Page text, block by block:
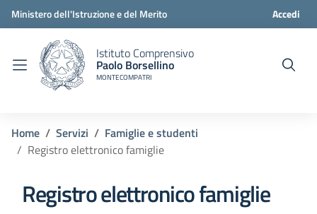
Ministero dell'Istruzione e del Merito Accedi
Istituto Comprensivo
Paolo Borsellino
MONTECOMPATRI
Home Servizi
Famiglie e studenti
Registro elettronico famiglie
Registro elettronico famiglie